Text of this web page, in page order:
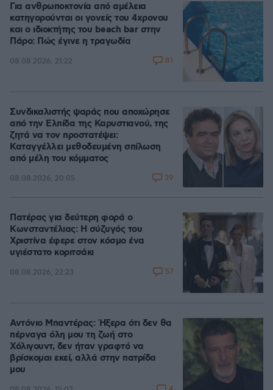
Για ανθρωποκτονία από αμέλεια
κατηγορούνται οι γονείς του 4χρονου
και ο ιδιοκτήτης του beach bar στην
Πάρο: Πώς έγινε η τραγωδία
08.08.2026, 21:22 81
Συνδικαλιστής ψαράς που αποχώρησε
από την Ελπίδα της Καρυστιανού, της
ζητά να τον προστατέψει:
Καταγγέλλει μεθοδευμένη σπίλωση
από μέλη του κόμματος
08.08.2026, 20:05 39
Πατέρας για δεύτερη φορά ο
Κωνσταντέλιας: Η σύζυγός του
Χριστίνα έφερε στον κόσμο ένα
υγιέστατο κοριτσάκι
08.08.2026, 22:23 57
Αντόνιο Μπαντέρας: Ήξερα ότι δεν θα
πέρναγα όλη μου τη ζωή στο
Χόλιγουντ, δεν ήταν γραφτό να
βρίσκομαι εκεί, αλλά στην πατρίδα
μου